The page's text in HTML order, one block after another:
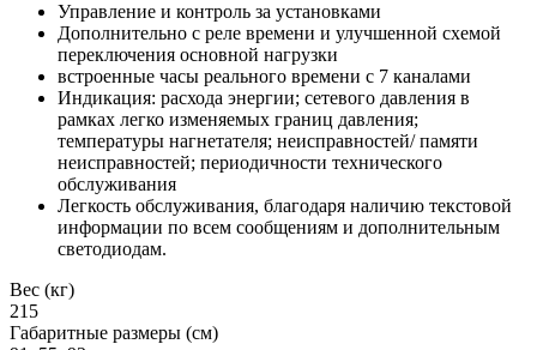
Управление и контроль за установками
Дополнительно с реле времени и улучшенной схемой
переключения основной нагрузки
встроенные часы реального времени с 7 каналами
Индикация: расхода энергии; сетевого давления в
рамках легко изменяемых границ давления;
температуры нагнетателя; неисправностей/ памяти
неисправностей; периодичности технического
обслуживания
Легкость обслуживания, благодаря наличию текстовой
информации по всем сообщениям и дополнительным
светодиодам.
Вес (кг)
215
Габаритные размеры (см)